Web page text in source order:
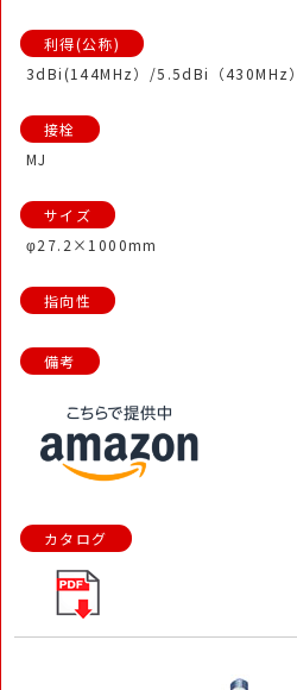
3dBi(144MHz）/5.5dBi（430MHz）
MJ
φ27.2×1000mm